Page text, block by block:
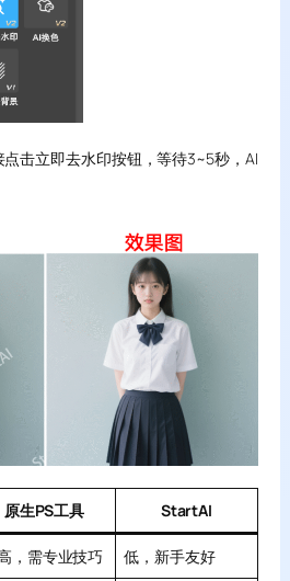
击立即去水印按钮，等待3~5秒，AI
原生PS工具 StartAI
，需专业技巧 低，新手友好